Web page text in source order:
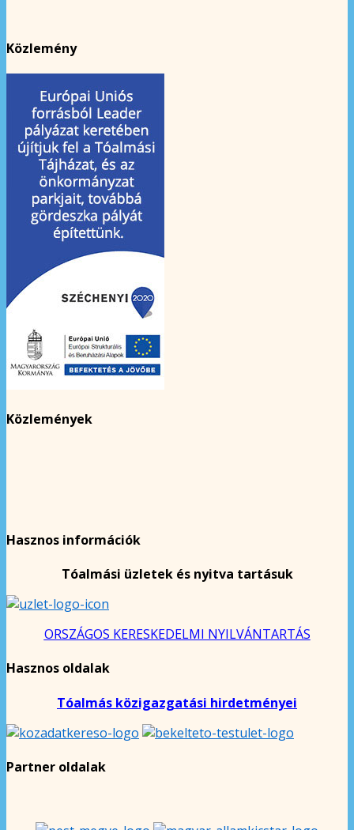
Közlemény
Közlemények
Hasznos információk
Tóalmási üzletek és nyitva tartásuk
ORSZÁGOS KERESKEDELMI NYILVÁNTARTÁS
Hasznos oldalak
Tóalmás közigazgatási hirdetményei
Partner oldalak